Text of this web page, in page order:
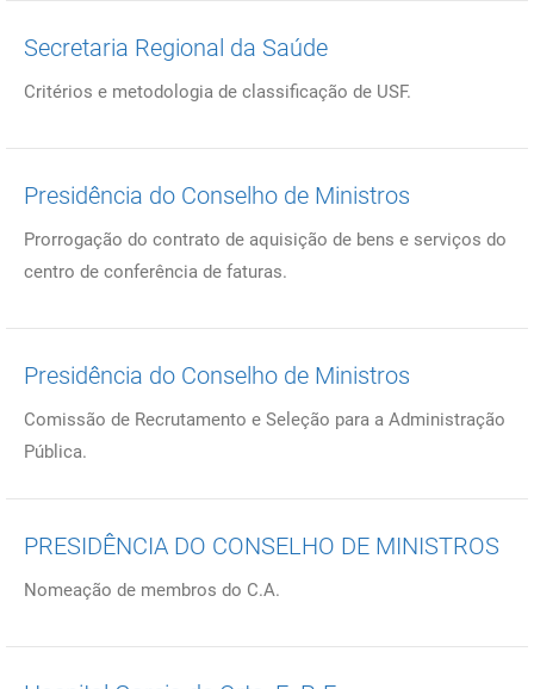
Secretaria Regional da Saúde
Critérios e metodologia de classificação de USF.
Presidência do Conselho de Ministros
Prorrogação do contrato de aquisição de bens e serviços do
centro de conferência de faturas.
Presidência do Conselho de Ministros
Comissão de Recrutamento e Seleção para a Administração
Pública.
PRESIDÊNCIA DO CONSELHO DE MINISTROS
Nomeação de membros do C.A.